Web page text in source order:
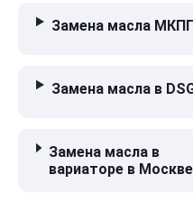
Замена масла
Замена масла в
Замена масла в
вариаторе в Москве